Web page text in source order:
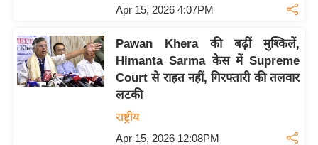
Apr 15, 2026 4:07PM
Pawan Khera की बढ़ीं मुश्किलें,
Himanta Sarma केस में Supreme
Court से राहत नहीं, गिरफ्तारी की तलवार
लटकी
राष्ट्रीय
Apr 15, 2026 12:08PM